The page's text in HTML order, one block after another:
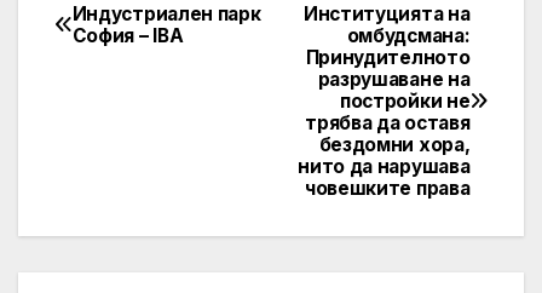
Post
Институцията на
омбудсмана:
Принудителното
разрушаване на
постройки не
трябва да оставя
бездомни хора,
нито да нарушава
човешките права
Индустриален парк
София – IBA